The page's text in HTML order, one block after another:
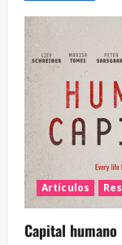
Artículos
Capital humano